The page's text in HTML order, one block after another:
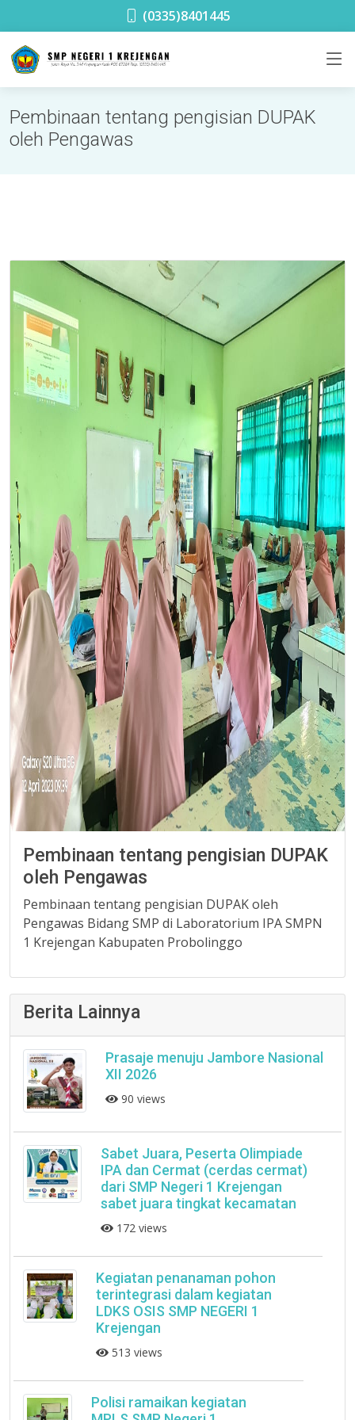
(0335)8401445
Pembinaan tentang pengisian DUPAK
oleh Pengawas
Pembinaan tentang pengisian DUPAK
oleh Pengawas
Pembinaan tentang pengisian DUPAK oleh
Pengawas Bidang SMP di Laboratorium IPA SMPN
1 Krejengan Kabupaten Probolinggo
Berita Lainnya
Prasaje menuju Jambore Nasional
XII 2026
90 views
Sabet Juara, Peserta Olimpiade
IPA dan Cermat (cerdas cermat)
dari SMP Negeri 1 Krejengan
sabet juara tingkat kecamatan
172 views
Kegiatan penanaman pohon
terintegrasi dalam kegiatan
LDKS OSIS SMP NEGERI 1
Krejengan
513 views
Polisi ramaikan kegiatan